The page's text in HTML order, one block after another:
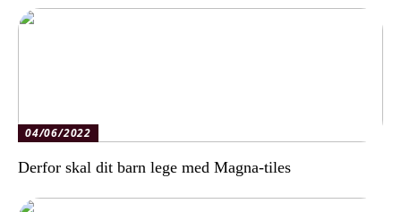
04/06/2022
Derfor skal dit barn lege med Magna-tiles